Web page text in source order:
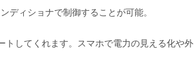
ィショナで制御することが可能。
トしてくれます。スマホで電力の見える化や外